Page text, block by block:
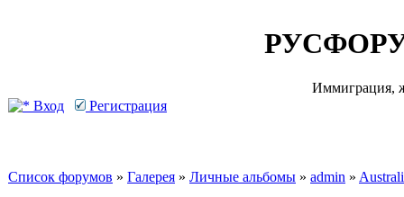
Иммиграция,
Вход
Регистрация
Список форумов » Галерея » Личные альбомы » admin »